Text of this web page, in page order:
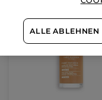
ALLE ABLEHNEN